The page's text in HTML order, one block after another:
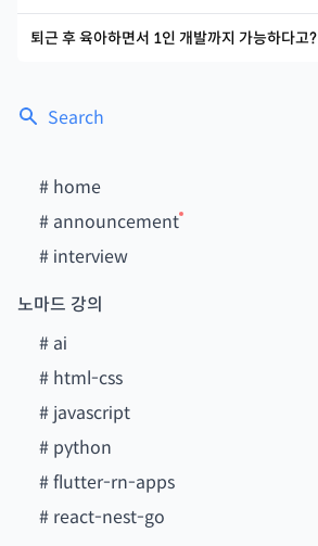
Search
# home
# announcement
# interview
노마드 강의
# ai
# html-css
# javascript
# python
#flutter-rn-apps
# react-nest-go
퇴근 후 육아하면서 1인 개발까지 가능하다고?